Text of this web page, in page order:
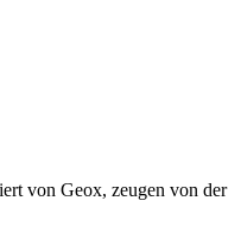
von Geox, zeugen von der